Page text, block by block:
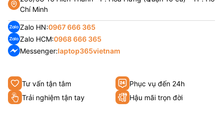
Tư vấn tận tâm
Phục vụ đến 24h
Trải nghiệm tận tay
Hậu mãi trọn đời
Chí Minh
Zalo HN:0967 666 365
Zalo HCM:0968 666 365
Messenger:laptop365vietnam